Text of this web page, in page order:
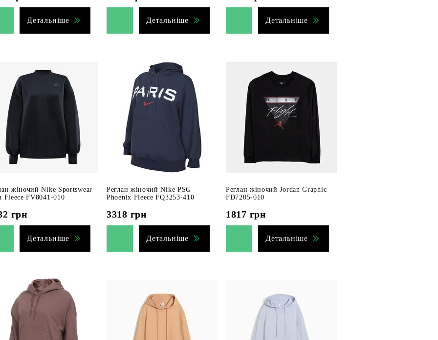
Детальніше Детальніше Детальніше
жіночий Nike Sportswear
Fleece FV8041-010
грн
Детальніше
Реглан жіночий Nike PSG
Phoenix Fleece FQ3253-410
3318 грн
Детальніше
Реглан жіночий Jordan Graphic
FD7205-010
1817 грн
Детальніше